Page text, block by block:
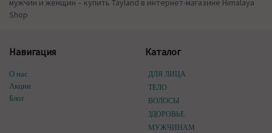
мужчин и женщин – купить Tayland в интернет-магазине Himalaya
Shop
Навигация
О нас
Акции
Блог
Каталог
ДЛЯ ЛИЦА
ТЕЛО
ВОЛОСЫ
ЗДОРОВЬЕ
МУЖЧИНАМ